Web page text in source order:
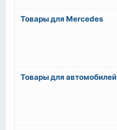
Товары для Mercedes
Товары для автомобилей